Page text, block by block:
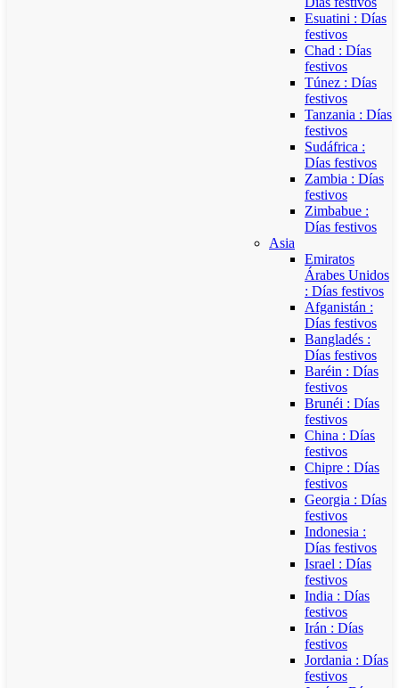
Esuatini : Días
festivos
Chad : Días
festivos
Túnez : Días
festivos
Tanzania : Días
festivos
Sudáfrica :
Días festivos
Zambia : Días
festivos
Zimbabue :
Días festivos
Asia
Emiratos
Árabes Unidos
: Días festivos
Afganistán :
Días festivos
Bangladés :
Días festivos
Baréin : Días
festivos
Brunéi : Días
festivos
China : Días
festivos
Chipre : Días
festivos
Georgia : Días
festivos
Indonesia :
Días festivos
Israel : Días
festivos
India : Días
festivos
Irán : Días
festivos
Jordania : Días
festivos